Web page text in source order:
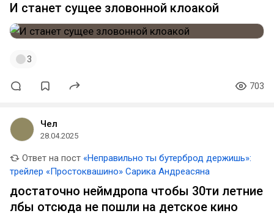
И станет сущее зловонной клоакой
3
703
Чел
28.04.2025
Ответ на пост «Неправильно ты бутерброд держишь»:
трейлер «Простоквашино» Сарика Андреасяна
достаточно неймдропа чтобы 30ти летние
лбы отсюда не пошли на детское кино